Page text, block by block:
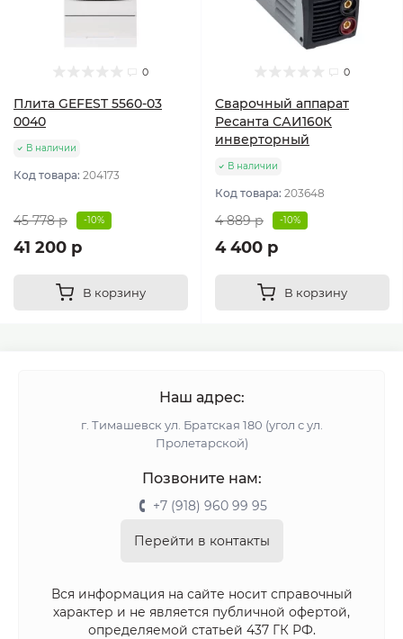
0
Плита GEFEST 5560-03
0040
В наличии
Код товара: 204173
45 778 р -10%
41 200 р
В корзину
0
Сварочный аппарат
Ресанта САИ160К
инверторный
В наличии
Код товара: 203648
4 889 р -10%
4 400 р
В корзину
Наш адрес:
г. Тимашевск ул. Братская 180 (угол с ул.
Пролетарской)
Позвоните нам:
+7 (918) 960 99 95
Перейти в контакты
Вся информация на сайте носит справочный
характер и не является публичной офертой,
определяемой статьей 437 ГК РФ.